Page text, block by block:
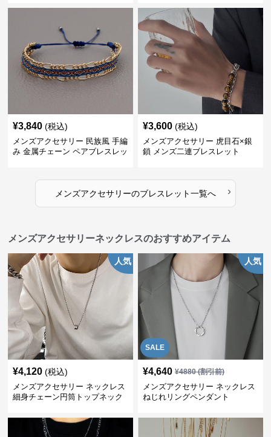
¥3,840 (税込)
メンズアクセサリー 民族風 手編
み 金属チェーン ペアブレスレッ
¥3,600 (税込)
メンズアクセサリー 虎目石×銀
鎖 メンズ二連ブレスレット
メンズアクセサリーのブレスレット一覧へ ›
メンズアクセサリーネックレスのおすすめアイテム
人気
¥4,120 (税込)
メンズアクセサリー ネックレス
細身チェーン円筒トップネック
SALE
人気
¥4,640 ¥4880(割引前)
メンズアクセサリー ネックレス
ねじれリングペンダント